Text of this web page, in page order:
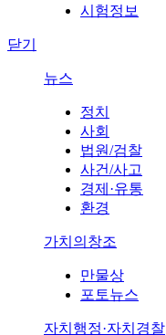
시험정보
닫기
뉴스
정치
사회
법원/검찰
사건/사고
경제·유통
환경
가치의창조
만물상
포토뉴스
자치행정·자치경찰